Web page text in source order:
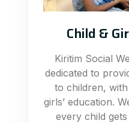
Child &
Kiritim Social
dedicated to
to children,
girls’ education.
every child